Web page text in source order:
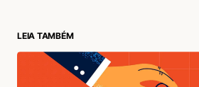
LEIA TAMBÉM